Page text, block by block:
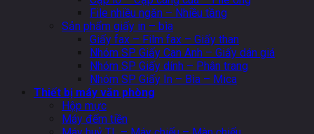
File nhiều ngăn – Nhiều tầng
Sản phẩm giấy in – bìa
Giấy fax – Film fax – Giấy than
Nhóm SP Giấy Can Anh – Giấy dán giá
Nhóm SP Giấy dính – Phân trang
Nhóm SP Giấy In – Bìa – Mica
Thiết bị máy văn phòng
Hộp mực
Máy đếm tiền